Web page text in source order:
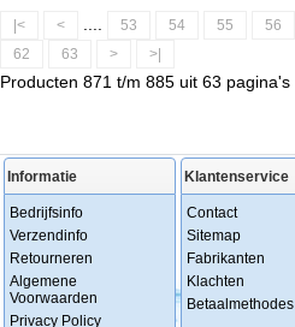
|< < 53 54 55 56
62
63 > >|
Producten 871 t/m 885 uit 63 pagina's
Informatie
Bedrijfsinfo
Verzendinfo
Retourneren
Algemene
Voorwaarden
Privacy Policy
Klantenservice
Contact
Sitemap
Fabrikanten
Klachten
Betaalmethodes